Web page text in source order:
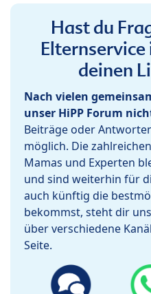
Hast du
deinen
Nach vielen
unser HiPP Forum
Beiträge oder
möglich. Die
Mamas und Experten
und sind weiterhin für
auch künftig die
bekommst, steht dir
über verschiedene
Seite.